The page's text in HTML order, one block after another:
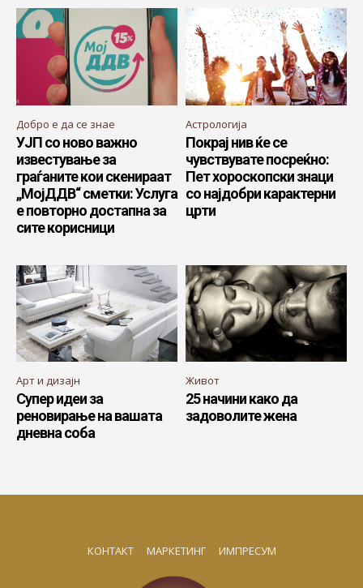
Добро е да се знае
УЈП со ново важно
известување за
граѓаните кои скенираат
„МојДДВ“ сметки: Услуга
е повторно достапна за
сите корисници
Астрологија
Покрај нив ќе се
чувствувате посреќно:
Пет хороскопски знаци
со најдобри карактерни
црти
Арт и дизајн
Супер идеи за
реновирање на вашата
дневна соба
Живот
25 начини како да
задоволите жена
КОНТАКТ МАРКЕТИНГ ИМПРЕСУМ